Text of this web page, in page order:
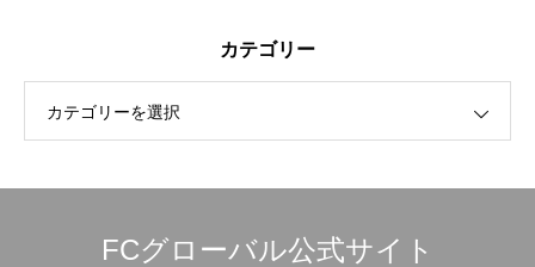
カテゴリー
カテゴリーを選択
FCグローバル公式サイト